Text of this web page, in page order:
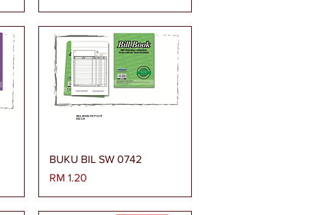
Paparan Segera
BUKU BIL SW 0742
Harga
RM 1.20